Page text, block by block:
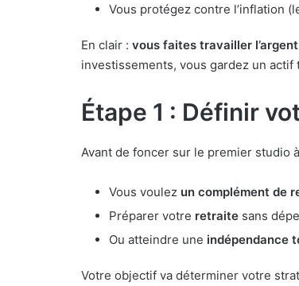
Vous protégez contre l’inflation
En clair : vous faites travailler
investissements, vous gardez un actif
Étape 1 : Définir
Avant de foncer sur le premier studio
Vous voulez un complément de
Préparer votre retraite sans
Ou atteindre une indépendance
Votre objectif va déterminer votre